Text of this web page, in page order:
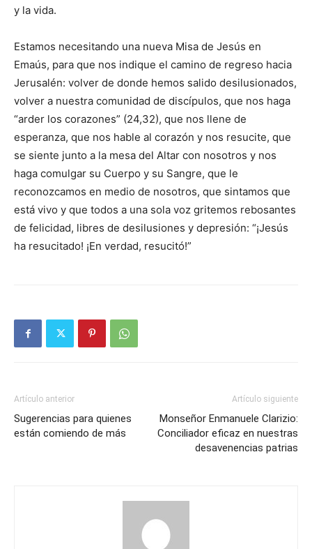
y la vida.
Estamos necesitando una nueva Misa de Jesús en
Emaús, para que nos indique el camino de regreso hacia
Jerusalén: volver de donde hemos salido desilusionados,
volver a nuestra comunidad de discípulos, que nos haga
“arder los corazones” (24,32), que nos llene de
esperanza, que nos hable al corazón y nos resu­cite, que
se siente junto a la mesa del Altar con nosotros y nos
haga comulgar su Cuerpo y su Sangre, que le
reconozcamos en medio de nosotros, que sintamos que
está vivo y que todos a una sola voz gr­itemos rebosantes
de felicidad, libres de desilusiones y depresión: “¡Jesús
ha resucitado! ¡En verdad, resucitó!”
Artículo anterior
Sugerencias para quienes
están comiendo de más
Artículo siguiente
Monseñor Enmanuele Clarizio:
Conciliador eficaz en nuestras
desavenencias patrias